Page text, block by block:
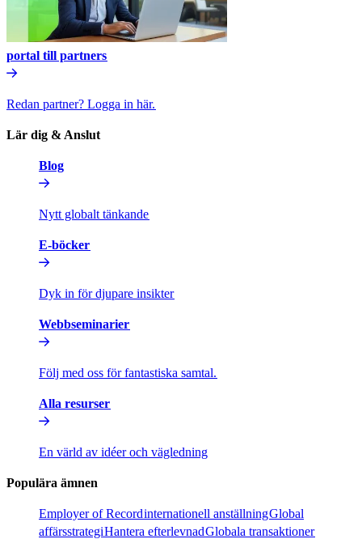
portal till partners​​
Redan partner? Logga in här.​​
Lär dig & Anslut​​
Blog​​
Nytt globalt tänkande​​
E-böcker​​
Dyk in för djupare insikter​​
Webbseminarier​​
Följ med oss för fantastiska samtal.​​
Alla resurser​​
En värld av idéer och vägledning​​
Populära ämnen​​
Employer of Record​​internationell anställning​​Global
affärsstrategi​​Hantera efterlevnad​​Globala transaktioner​​